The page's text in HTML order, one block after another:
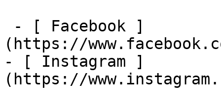
(https://
- [ Instagram ]
(https://